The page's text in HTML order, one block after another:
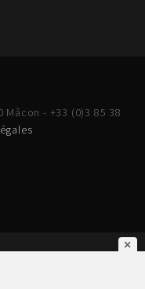
Mâcon - +33 (0)3 85 38